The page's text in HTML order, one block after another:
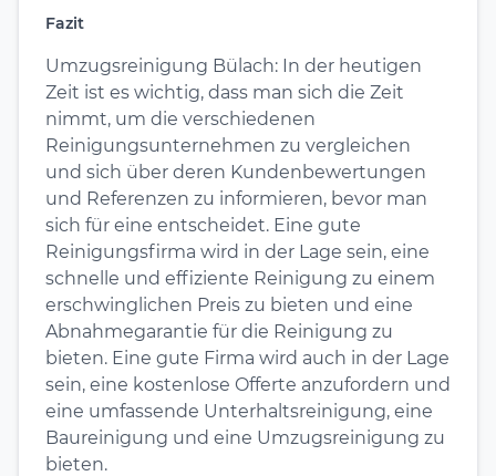
Fazit
Umzugsreinigung Bülach: In der heutigen
Zeit ist es wichtig, dass man sich die Zeit
nimmt, um die verschiedenen
Reinigungsunternehmen zu vergleichen
und sich über deren Kundenbewertungen
und Referenzen zu informieren, bevor man
sich für eine entscheidet. Eine gute
Reinigungsfirma wird in der Lage sein, eine
schnelle und effiziente Reinigung zu einem
erschwinglichen Preis zu bieten und eine
Abnahmegarantie für die Reinigung zu
bieten. Eine gute Firma wird auch in der Lage
sein, eine kostenlose Offerte anzufordern und
eine umfassende Unterhaltsreinigung, eine
Baureinigung und eine Umzugsreinigung zu
bieten.